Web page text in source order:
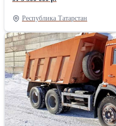
Мультимедиа с дисплеем 11
Двигатель производства СП
Передние тормозные механизмы
барабанные. Тормозная система
полная мах масса автомобиля 8 т.
кабина. Вода стеклоомывателей
проложенные к щеткам дворников
обзора задних полусфер
зеркала и дополнительные
стеклами для контроля мертвых
закреплены сферические
маневрирование в любом
климатической установкой,
Республика Татарстан